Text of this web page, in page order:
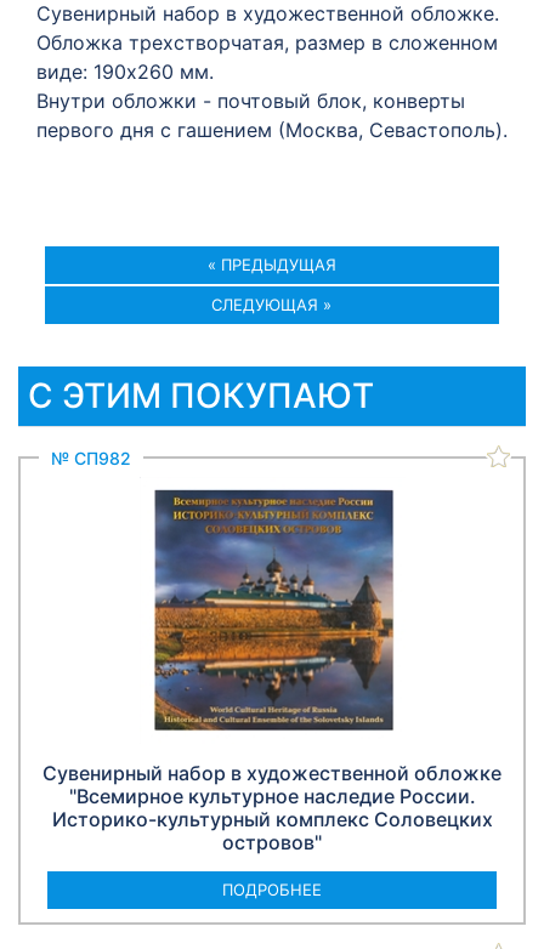
Сувенирный набор в художественной обложке.
Обложка трехстворчатая, размер в сложенном
виде: 190х260 мм.
Внутри обложки - почтовый блок, конверты
первого дня с гашением (Москва, Севастополь).
« ПРЕДЫДУЩАЯ
СЛЕДУЮЩАЯ »
С ЭТИМ ПОКУПАЮТ
№ СП982
Сувенирный набор в художественной обложке
"Всемирное культурное наследие России.
Историко-культурный комплекс Соловецких
островов"
ПОДРОБНЕЕ